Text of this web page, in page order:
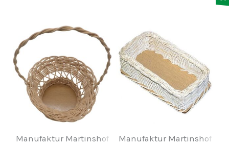
Manufaktur Martinshof Manufaktur Martinshof